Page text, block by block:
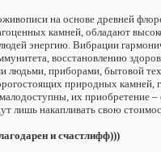
на основе древней
камней, обладают
энергию. Вибрации
восстановлению
людьми, приборами, бытовой
природных
их приобретение
лишь накапливать свою
и счастлифф)))